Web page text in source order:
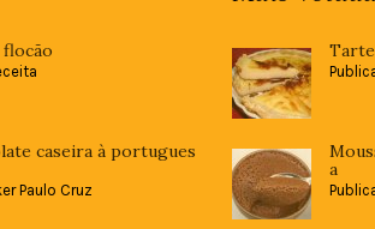
caseira à portugues
Paulo Cruz
a